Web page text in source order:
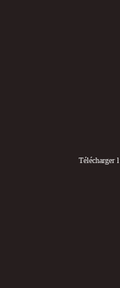
Télécharger